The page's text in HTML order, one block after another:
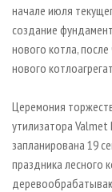
начале июля
создание
нового котла,
нового
Церемония
утилизатора
запланирована 19
праздника лесного